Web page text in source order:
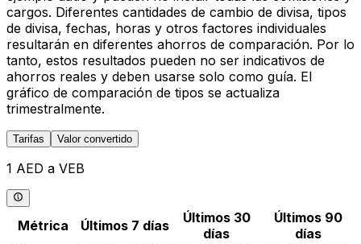
cargos. Diferentes cantidades de cambio de divisa, tipos
de divisa, fechas, horas y otros factores individuales
resultarán en diferentes ahorros de comparación. Por lo
tanto, estos resultados pueden no ser indicativos de
ahorros reales y deben usarse solo como guía. El
gráfico de comparación de tipos se actualiza
trimestralmente.
Tarifas Valor convertido
1 AED a VEB
Métrica Últimos 7 días
Últimos 30
días
Últimos 90
días